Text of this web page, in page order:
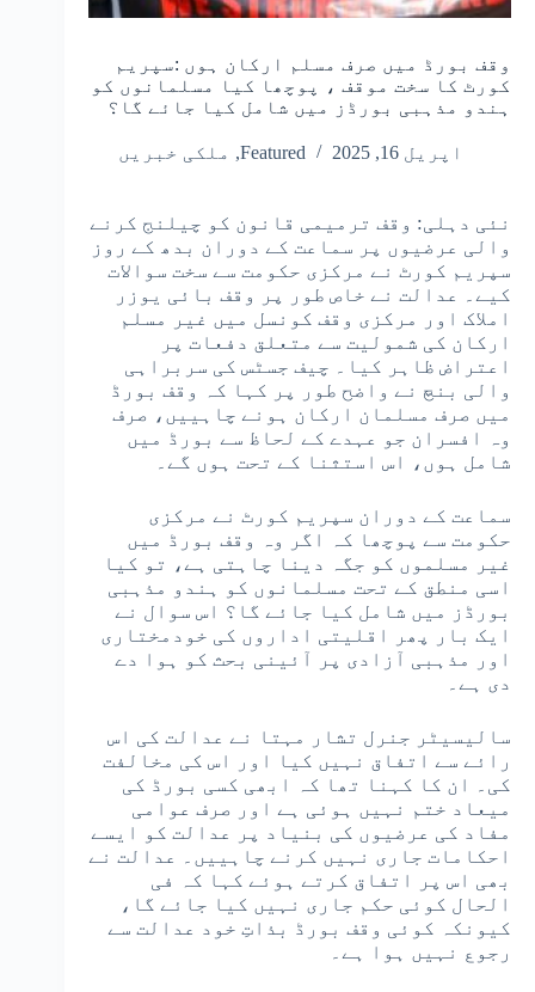
وقف بورڈ میں صرف مسلم ارکان ہوں :سپریم
کورٹ کا سخت موقف ، پوچھا کیا مسلمانوں کو
ہندو مذہبی بورڈز میں شامل کیا جائے گا؟
اپریل 16, 2025 Featured
, ملکی خبریں
نئی دہلی: وقف ترمیمی قانون کو چیلنج کرنے
والی عرضیوں پر سماعت کے دوران بدھ کے روز
سپریم کورٹ نے مرکزی حکومت سے سخت سوالات
کیے۔ عدالت نے خاص طور پر وقف بائی یوزر
املاک اور مرکزی وقف کونسل میں غیر مسلم
ارکان کی شمولیت سے متعلق دفعات پر
اعتراض ظاہر کیا۔ چیف جسٹس کی سربراہی
والی بنچ نے واضح طور پر کہا کہ وقف بورڈ
میں صرف مسلمان ارکان ہونے چاہییں، صرف
وہ افسران جو عہدے کے لحاظ سے بورڈ میں
شامل ہوں، اس استثنا کے تحت ہوں گے۔
سماعت کے دوران سپریم کورٹ نے مرکزی
حکومت سے پوچھا کہ اگر وہ وقف بورڈ میں
غیر مسلموں کو جگہ دینا چاہتی ہے، تو کیا
اسی منطق کے تحت مسلمانوں کو ہندو مذہبی
بورڈز میں شامل کیا جائے گا؟ اس سوال نے
ایک بار پھر اقلیتی اداروں کی خودمختاری
اور مذہبی آزادی پر آئینی بحث کو ہوا دے
دی ہے۔
سالیسیٹر جنرل تشار مہتا نے عدالت کی اس
رائے سے اتفاق نہیں کیا اور اس کی مخالفت
کی۔ ان کا کہنا تھا کہ ابھی کسی بورڈ کی
میعاد ختم نہیں ہوئی ہے اور صرف عوامی
مفاد کی عرضیوں کی بنیاد پر عدالت کو ایسے
احکامات جاری نہیں کرنے چاہییں۔ عدالت نے
بھی اس پر اتفاق کرتے ہوئے کہا کہ فی
الحال کوئی حکم جاری نہیں کیا جائے گا،
کیونکہ کوئی وقف بورڈ بذاتِ خود عدالت سے
رجوع نہیں ہوا ہے۔